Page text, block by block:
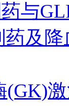
与
药及
(GK)